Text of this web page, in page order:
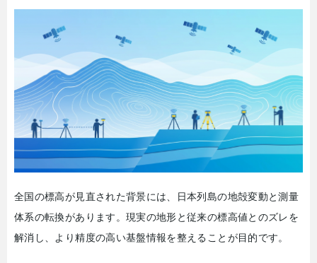
全国の標高が見直された背景には、日本列島の地殻変動と測量
体系の転換があります。現実の地形と従来の標高値とのズレを
解消し、より精度の高い基盤情報を整えることが目的です。